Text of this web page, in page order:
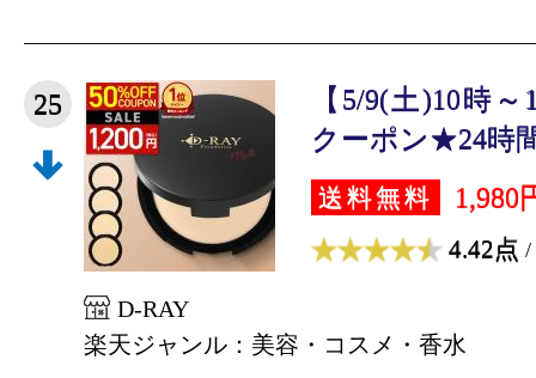
25
【5/9(土)10時
クーポン★24時
送料無料 1,980
4.42点 /
D-RAY
楽天ジャンル：美容・コスメ・香水